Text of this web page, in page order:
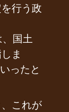
行う政
国土
ま
ったと
これが